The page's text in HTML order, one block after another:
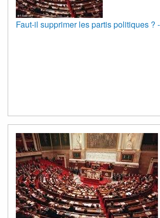
Faut-il supprimer les partis politiques ?